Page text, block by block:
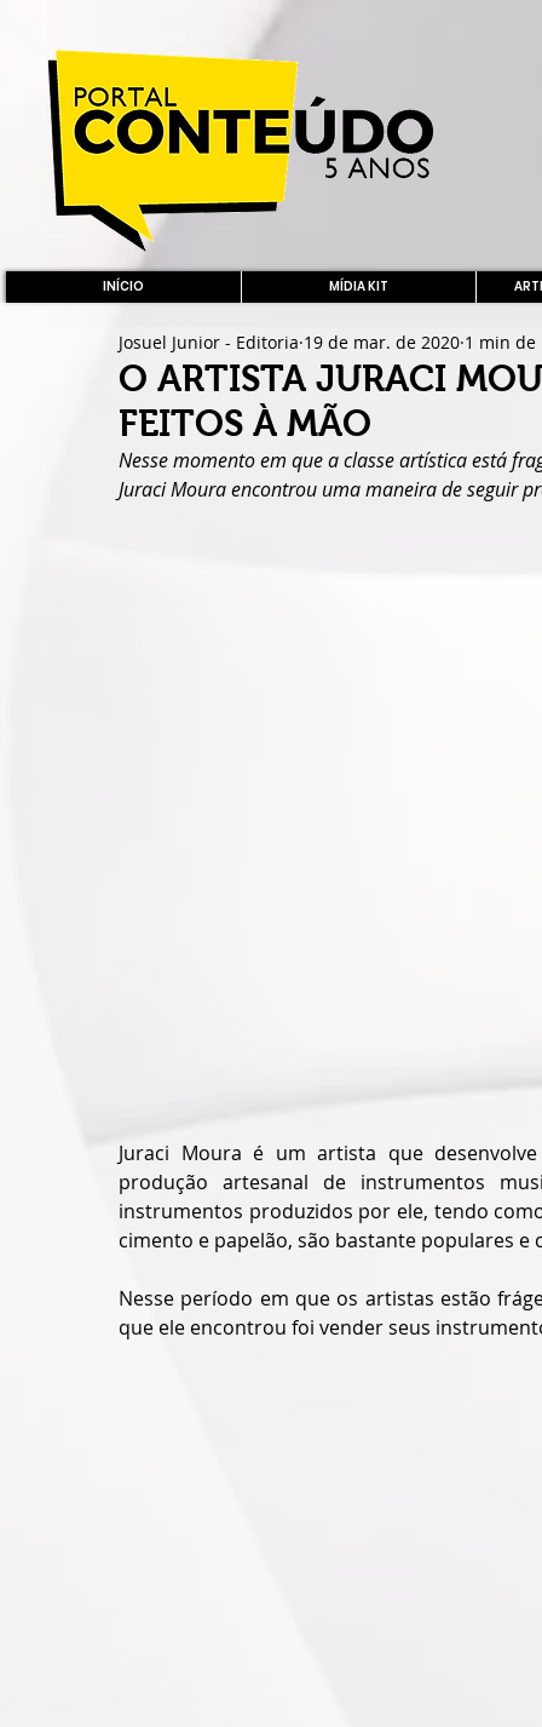
INÍCIO MÍDIA KIT
O ARTISTA JURACI
FEITOS À MÃO
Josuel Junior - Editoria 19 de mar. de 2020 1 min
Nesse momento em que a classe artística está
Juraci Moura encontrou uma maneira de seguir
Juraci Moura é um artista que
produção artesanal de instrumentos
instrumentos produzidos por ele, tendo
cimento e papelão, são bastante populares
Nesse período em que os artistas estão
que ele encontrou foi vender seus